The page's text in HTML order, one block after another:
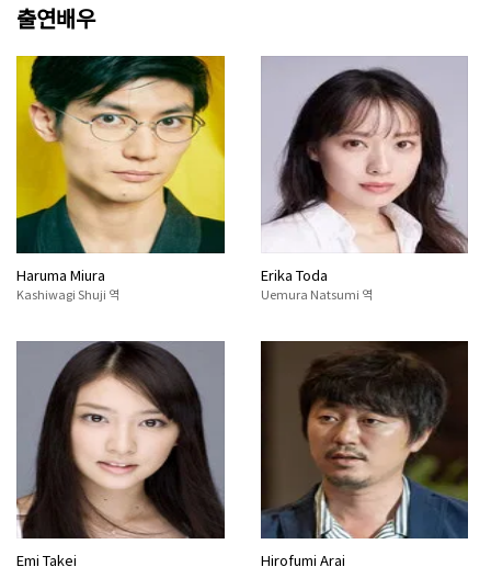
출연배우
Haruma Miura
Kashiwagi Shuji 역
Erika Toda
Uemura Natsumi 역
Emi Takei Hirofumi Arai